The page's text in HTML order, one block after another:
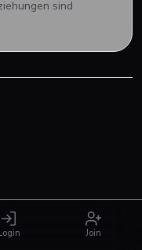
sind
Join